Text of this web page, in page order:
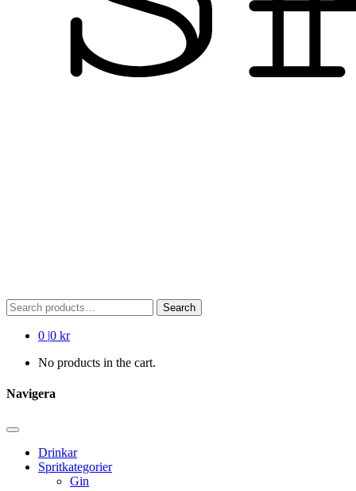
Search
for:
Search
0 |0 kr
No products in the cart.
Navigera
Drinkar
Spritkategorier
Gin